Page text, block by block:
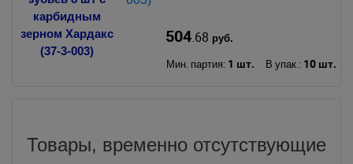
504.68 руб.
Мин. партия: 1 шт. В упак.: 10 шт.
Товары, временно отсутствующие